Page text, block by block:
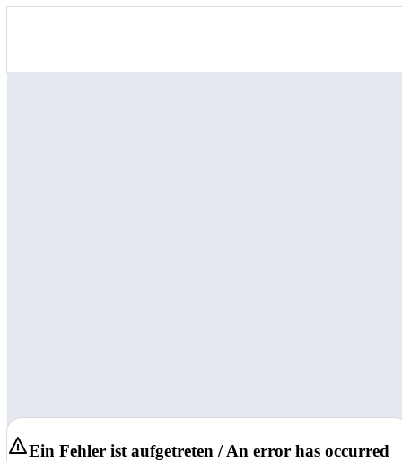
Ein Fehler ist aufgetreten / An error has occurred